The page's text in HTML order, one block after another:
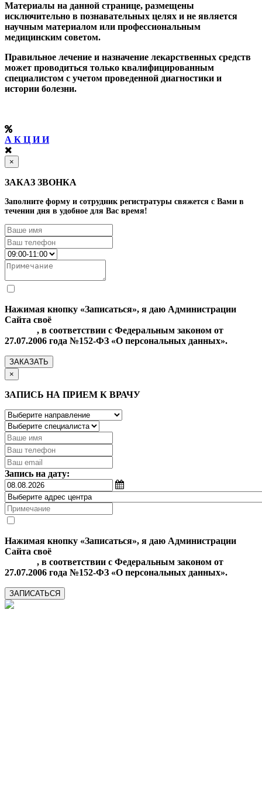
Материалы на данной странице, размещены
исключительно в познавательных целях и не является
научным материалом или профессиональным
медицинским советом.
Правильное лечение и назначение лекарственных средств
может проводиться только квалифицированным
специалистом с учетом проведенной диагностики и
истории болезни.
А К Ц И И
×
ЗАКАЗ ЗВОНКА
Заполните форму и сотрудник регистратуры свяжется с Вами в
течении дня в удобное для Вас время!
Нажимая кнопку «Записаться», я даю Администрации
Сайта своё
, в соответствии с Федеральным законом от
27.07.2006 года №152-ФЗ «О персональных данных».
ЗАКАЗАТЬ
×
ЗАПИСЬ НА ПРИЕМ К ВРАЧУ
Запись на дату:
Нажимая кнопку «Записаться», я даю Администрации
Сайта своё
, в соответствии с Федеральным законом от
27.07.2006 года №152-ФЗ «О персональных данных».
ЗАПИСАТЬСЯ